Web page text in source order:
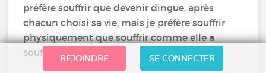
préfère souffrir que devenir dingue, après
chacun choisi sa vie, mais je préfère souffrir
physiquement que souffrir comme elle a
souffert
REJOINDRE SE CONNECTER